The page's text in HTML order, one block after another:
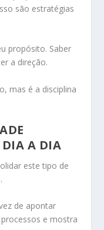
são estratégias
propósito. Saber
a direção.
mas é a disciplina
DIA A DIA
este tipo de
de apontar
e mostra